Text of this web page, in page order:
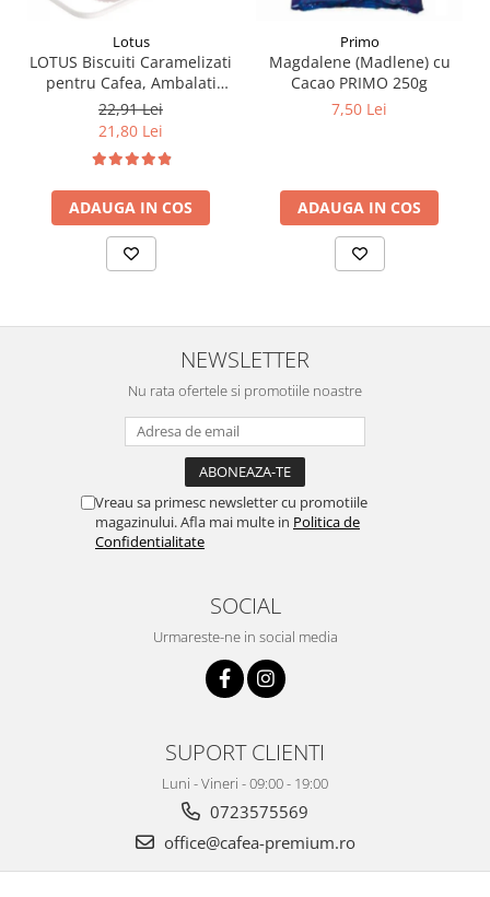
Lotus
LOTUS Biscuiti Caramelizati
pentru Cafea, Ambalati
Individual 50buc 312.5g
22,91 Lei
21,80 Lei
ADAUGA IN COS
Primo
Magdalene (Madlene) cu
Cacao PRIMO 250g
7,50 Lei
ADAUGA IN COS
NEWSLETTER
Nu rata ofertele si promotiile noastre
Vreau sa primesc newsletter cu promotiile
magazinului. Afla mai multe in Politica de
Confidentialitate
SOCIAL
Urmareste-ne in social media
SUPORT CLIENTI
Luni - Vineri - 09:00 - 19:00
0723575569
office@cafea-premium.ro